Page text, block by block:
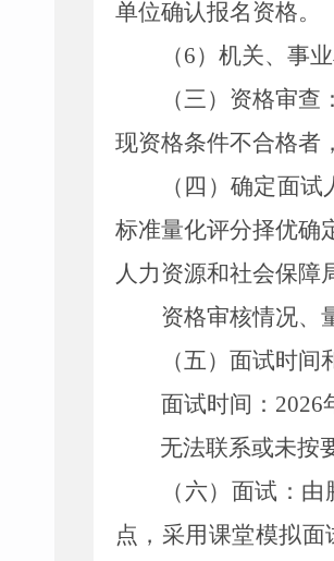
单位确认报名资格。
（6）机关、事
（三）资格审查：
现资格条件不合格者
（四）确定面试
标准量化评分择优确
人力资源和社会保障
资格审核情况、
（五）面试时间
面试时间： 2026
无法联系或未按
（六） 面试： 由
点，采用课堂模拟面